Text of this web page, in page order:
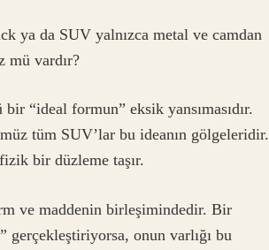
ya da SUV yalnızca metal ve camdan
mü vardır?
bir “ideal formun” eksik yansımasıdır.
tüm SUV’lar bu ideanın gölgeleridir.
bir düzleme taşır.
ve maddenin birleşimindedir. Bir
gerçekleştiriyorsa, onun varlığı bu